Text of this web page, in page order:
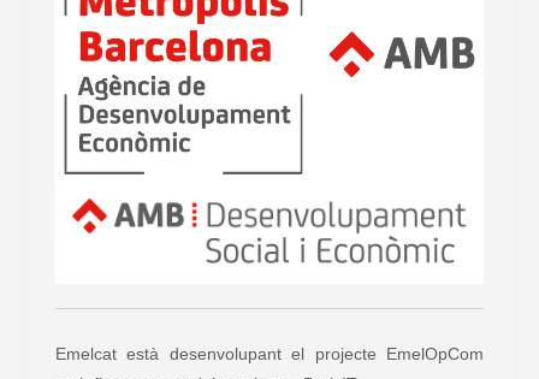
Emelcat està desenvolupant el projecte EmelOpCom